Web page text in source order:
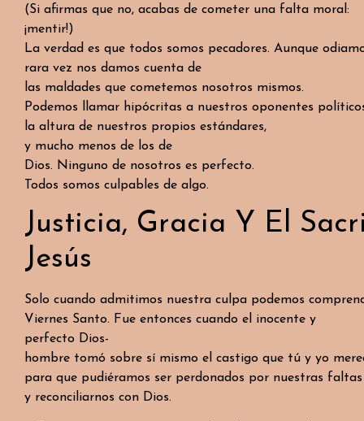
(Si afirmas que no, acabas de cometer una falta moral:
¡mentir!)
La verdad es que todos somos pecadores. Aunque
rara vez nos damos cuenta de
las maldades que cometemos nosotros mismos.
Podemos llamar hipócritas a nuestros oponentes
la altura de nuestros propios estándares,
y mucho menos de los de
Dios. Ninguno de nosotros es perfecto.
Todos somos culpables de algo.
Justicia, Gracia Y El
Jesús
Solo cuando admitimos nuestra culpa podemos
Viernes Santo. Fue entonces cuando el inocente y
perfecto Dios-
hombre tomó sobre sí mismo el castigo que tú y yo
para que pudiéramos ser perdonados por nuestras
y reconciliarnos con Dios.